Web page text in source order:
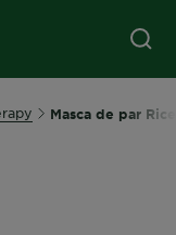
Masca de par